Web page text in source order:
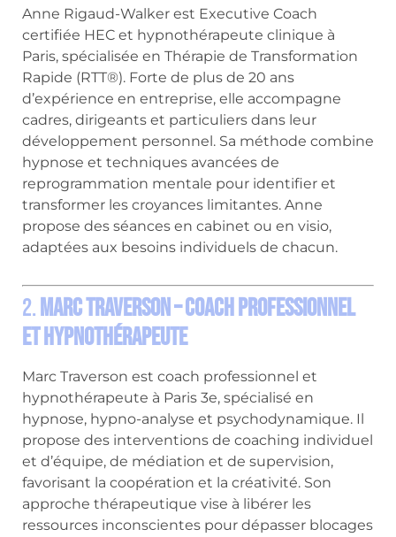
Anne Rigaud-Walker est Executive Coach
certifiée HEC et hypnothérapeute clinique à
Paris, spécialisée en Thérapie de Transformation
Rapide (RTT®). Forte de plus de 20 ans
d’expérience en entreprise, elle accompagne
cadres, dirigeants et particuliers dans leur
développement personnel. Sa méthode combine
hypnose et techniques avancées de
reprogrammation mentale pour identifier et
transformer les croyances limitantes. Anne
propose des séances en cabinet ou en visio,
adaptées aux besoins individuels de chacun.
2.Marc Traverson – Coach professionnel
et hypnothérapeute
Marc Traverson est coach professionnel et
hypnothérapeute à Paris 3e, spécialisé en
hypnose, hypno-analyse et psychodynamique. Il
propose des interventions de coaching individuel
et d’équipe, de médiation et de supervision,
favorisant la coopération et la créativité. Son
approche thérapeutique vise à libérer les
ressources inconscientes pour dépasser blocages